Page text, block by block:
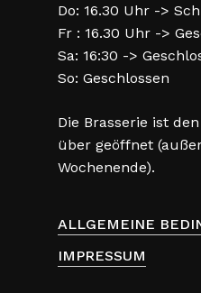
Do: 16.30 Uhr ->
Fr : 16.30 Uhr ->
Sa: 16:30 ->
So: Geschlossen
Die Brasserie ist
über geöffnet
Wochenende).
ALLGEMEINE
IMPRESSUM